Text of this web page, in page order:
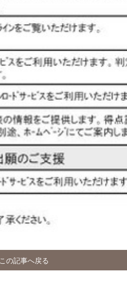
この記事へ戻る